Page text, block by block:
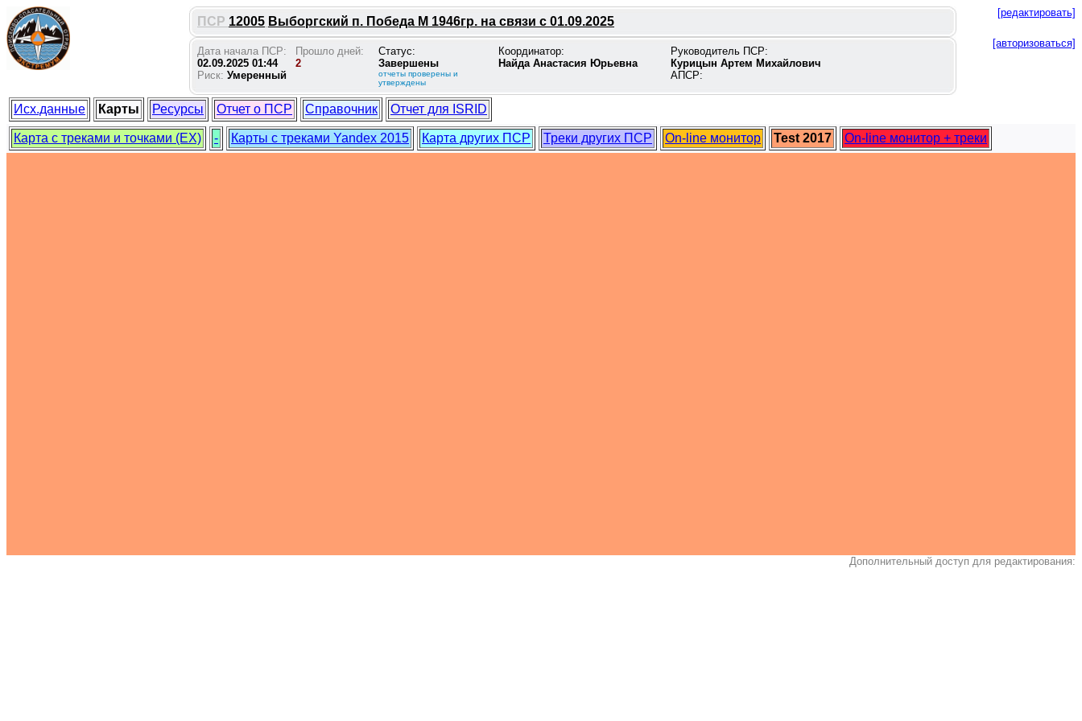
ПСР 12005 Выборгский п. Победа М 1946гр. на связи с 01.09.2025
[редактировать]
Дата начала ПСР:
02.09.2025 01:44
Риск: Умеренный
Прошло дней:
2
Статус:
Завершены
отчеты проверены и
утверждены
Координатор:
Найда Анастасия Юрьевна
Руководитель ПСР:
Курицын Артем Михайлович
АПСР:
[авторизоваться]
Исх.данные Карты Ресурсы Отчет о ПСР Справочник Отчет для ISRID
Карта с треками и точками (EX) - Карты с треками Yandex 2015 Карта других ПСР Треки других ПСР On-line монитор Test 2017 On-line монитор + треки
Дополнительный доступ для редактирования: